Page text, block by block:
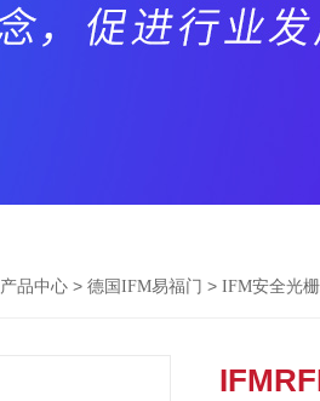
产品中心 > 德国IFM易福门 > IFM安全光